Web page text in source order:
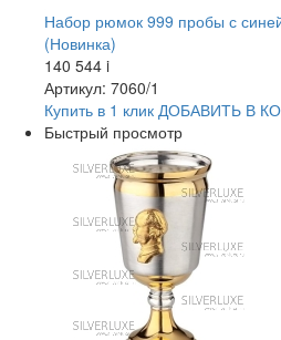
Набор рюмок 999 пробы с
(Новинка)
140 544 i
Артикул: 7060/1
Купить в 1 клик ДОБАВИТЬ В
Быстрый просмотр